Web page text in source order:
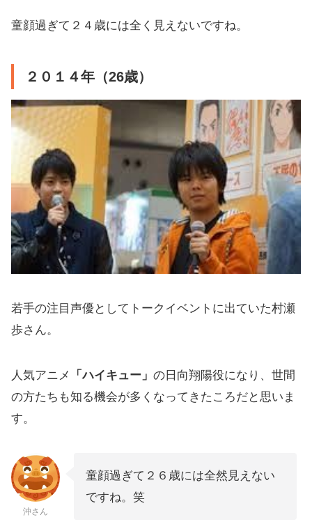
童顔過ぎて２４歳には全く見えないですね。
２０１４年（26歳）
若手の注目声優としてトークイベントに出ていた村瀬
歩さん。
人気アニメ 「ハイキュー」 の日向翔陽役になり、世間
の方たちも知る機会が多くなってきたころだと思いま
す。
沖さん
童顔過ぎて２６歳には全然見えない
ですね。笑